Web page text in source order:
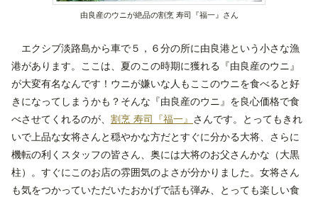
由良産のウニが絶品の割烹 寿司『福一』さん
エクシブ淡路島から車で５，６分の所に由良港という小さな漁
港があります。ここは、夏のこの時期に獲れる『由良産のウニ』
が大変有名なんです！ウニが嫌いな人もここのウニを食べると好
きになってしまうかも？そんな『由良産のウニ』を良心価格で食
べさせてくれるのが、 割烹 寿司『福一』 さんです。とってもきれ
いで上品な女将さんと穏やかな方だとすぐに分かる大将、さらに
機転の利くスタッフの皆さん、奥には大将のお父さんかな（大黒
柱）。すぐにこのお店の雰囲気のよさが分かりました。女将さん
も気をつかっていただいたおかげで話も弾み、とっても楽しい食